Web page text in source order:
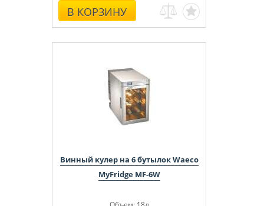
В КОРЗИНУ
Винный кулер на 6 бутылок Waeco
MyFridge MF-6W